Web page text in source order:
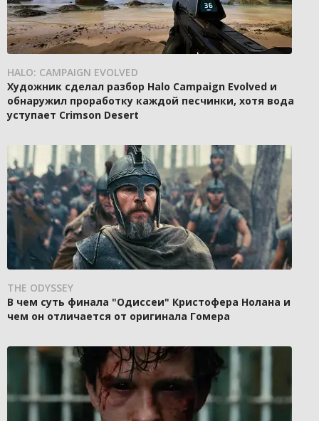
HALO: CAMPAIGN EVOLVED
Художник сделал разбор Halo Campaign Evolved и
обнаружил проработку каждой песчинки, хотя вода
уступает Crimson Desert
THE ODYSSEY
В чем суть финала "Одиссеи" Кристофера Нолана и
чем он отличается от оригинала Гомера